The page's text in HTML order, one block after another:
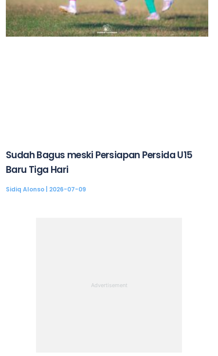
Sudah Bagus meski Persiapan Persida U15
Baru Tiga Hari
Sidiq Alonso 2026-07-09